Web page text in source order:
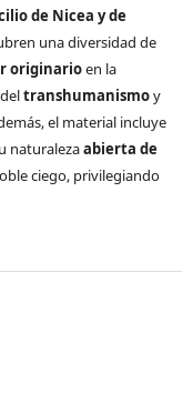
de Nicea y de
una diversidad de
originarioen la
transhumanismoy
el material incluye
naturalezaabierta de
ciego, privilegiando